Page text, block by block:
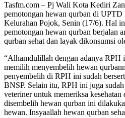
Tasfm.com – Pj Wali Kota Kediri
pemotongan hewan qurban di
Kelurahan Pojok, Senin (17/6). Hal
pemotongan hewan qurban berjalan
qurban sehat dan layak dikonsumsi
“Alhamdulillah dengan adanya
memilih menyembelih hewan
penyembelih di RPH ini sudah
BNSP. Selain itu, RPH ini juga
veteriner untuk memeriksa
disembelih hewan qurban ini
hewan. Insyaallah hewan qurban